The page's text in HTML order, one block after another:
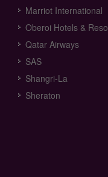
Marriot International
Oberoi Hotels &
Qatar Airways
SAS
Shangri-La
Sheraton